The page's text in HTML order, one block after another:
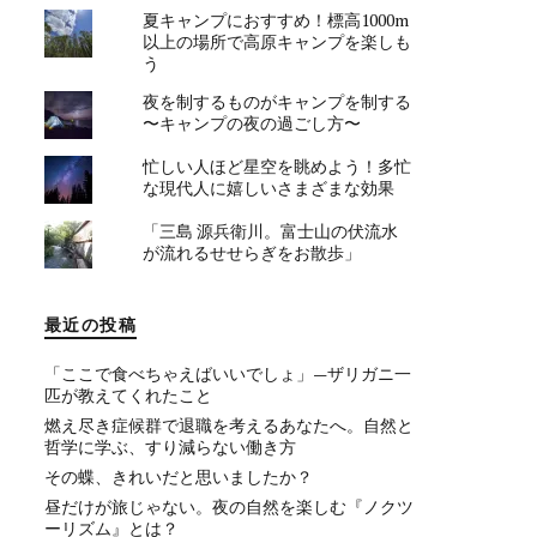
夏キャンプにおすすめ！標高1000m
以上の場所で高原キャンプを楽しも
う
夜を制するものがキャンプを制する
〜キャンプの夜の過ごし方〜
忙しい人ほど星空を眺めよう！多忙
な現代人に嬉しいさまざまな効果
「三島 源兵衛川。富士山の伏流水
が流れるせせらぎをお散歩」
最近の投稿
「ここで食べちゃえばいいでしょ」—ザリガニ一
匹が教えてくれたこと
燃え尽き症候群で退職を考えるあなたへ。自然と
哲学に学ぶ、すり減らない働き方
その蝶、きれいだと思いましたか？
昼だけが旅じゃない。夜の自然を楽しむ『ノクツ
ーリズム』とは？